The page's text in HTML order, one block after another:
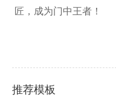
匠，成为门中王者！
推荐模板